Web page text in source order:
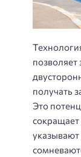
позволяет
получать
Это
указывают